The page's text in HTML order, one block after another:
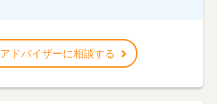
アドバイザーに相談する